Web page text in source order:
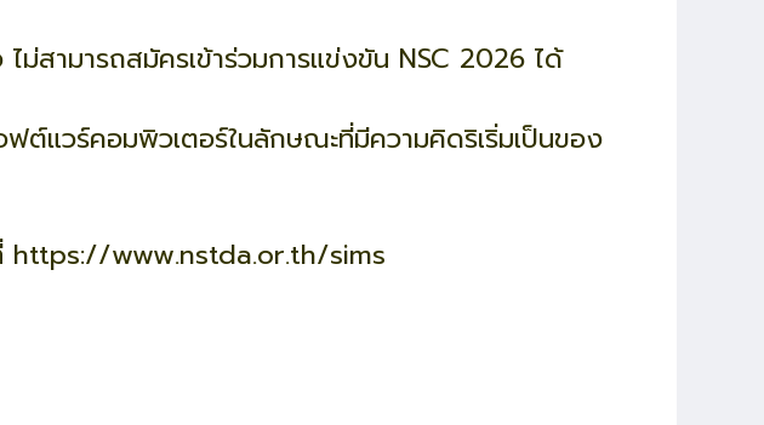
ม่สามารถสมัครเข้าร่วมการแข่งขัน NSC 2026 ได้
ต์แวร์คอมพิวเตอร์ในลักษณะที่มีความคิดริเริ่มเป็นของ
https://www.nstda.or.th/sims